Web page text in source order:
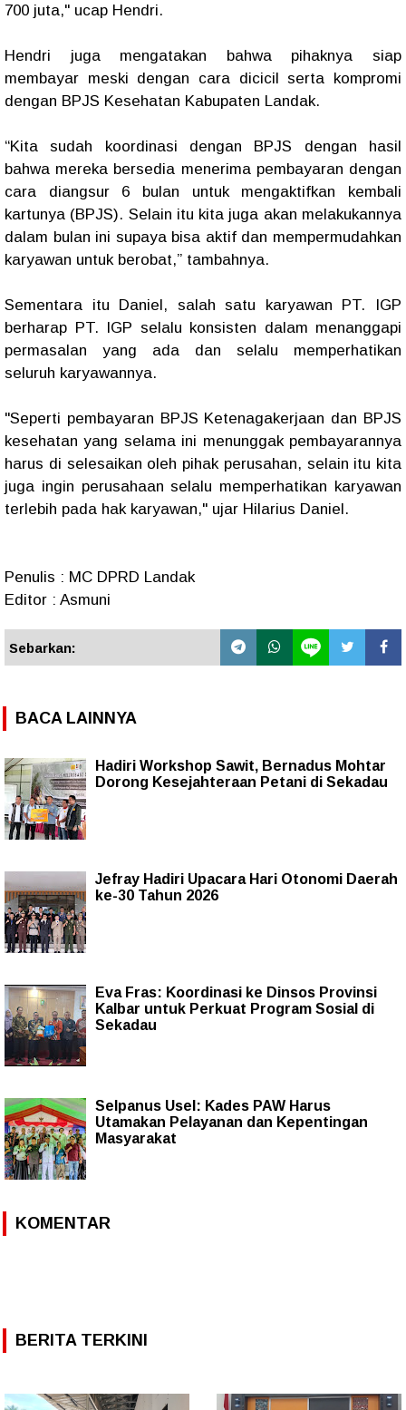
700 juta," ucap Hendri.
Hendri juga mengatakan bahwa pihaknya siap
membayar meski dengan cara dicicil serta kompromi
dengan BPJS Kesehatan Kabupaten Landak.
“Kita sudah koordinasi dengan BPJS dengan hasil
bahwa mereka bersedia menerima pembayaran dengan
cara diangsur 6 bulan untuk mengaktifkan kembali
kartunya (BPJS). Selain itu kita juga akan melakukannya
dalam bulan ini supaya bisa aktif dan mempermudahkan
karyawan untuk berobat,” tambahnya.
Sementara itu Daniel, salah satu karyawan PT. IGP
berharap PT. IGP selalu konsisten dalam menanggapi
permasalan yang ada dan selalu memperhatikan
seluruh karyawannya.
"Seperti pembayaran BPJS Ketenagakerjaan dan BPJS
kesehatan yang selama ini menunggak pembayarannya
harus di selesaikan oleh pihak perusahan, selain itu kita
juga ingin perusahaan selalu memperhatikan karyawan
terlebih pada hak karyawan," ujar Hilarius Daniel.
Penulis : MC DPRD Landak
Editor : Asmuni
Sebarkan:
BACA LAINNYA
Hadiri Workshop Sawit, Bernadus Mohtar
Dorong Kesejahteraan Petani di Sekadau
Jefray Hadiri Upacara Hari Otonomi Daerah
ke-30 Tahun 2026
Eva Fras: Koordinasi ke Dinsos Provinsi
Kalbar untuk Perkuat Program Sosial di
Sekadau
Selpanus Usel: Kades PAW Harus
Utamakan Pelayanan dan Kepentingan
Masyarakat
KOMENTAR
BERITA TERKINI